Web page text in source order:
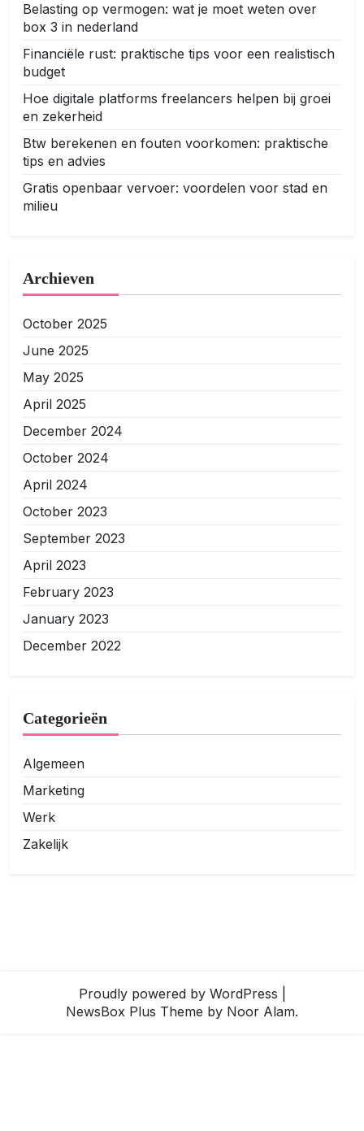
Belasting op vermogen: wat je moet weten over
box 3 in nederland
Financiële rust: praktische tips voor een realistisch
budget
Hoe digitale platforms freelancers helpen bij groei
en zekerheid
Btw berekenen en fouten voorkomen: praktische
tips en advies
Gratis openbaar vervoer: voordelen voor stad en
milieu
Archieven
October 2025
June 2025
May 2025
April 2025
December 2024
October 2024
April 2024
October 2023
September 2023
April 2023
February 2023
January 2023
December 2022
Categorieën
Algemeen
Marketing
Werk
Zakelijk
Proudly powered by WordPress
NewsBox Plus Theme by Noor Alam.